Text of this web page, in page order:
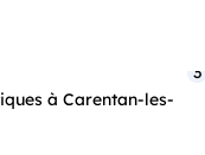
à Carentan-les-
3